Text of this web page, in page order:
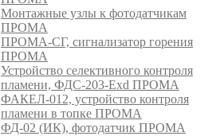
Монтажные узлы к фотодатчикам
ПРОМА
ПРОМА-СГ, сигнализатор горения
ПРОМА
Устройство селективного контроля
пламени, ФДС-203-Exd ПРОМА
ФАКЕЛ-012, устройство контроля
пламени в топке ПРОМА
ФД-02 (ИК), фотодатчик ПРОМА